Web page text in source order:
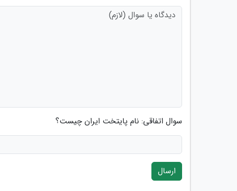
سوال اتفاقی: نام پایتخت ایران چیست؟
ارسال